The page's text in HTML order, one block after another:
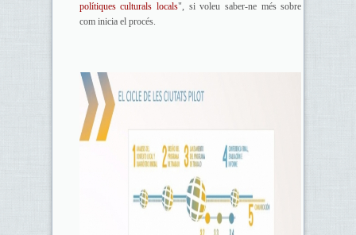
polítiques culturals locals", si voleu saber-ne més sobre
com inicia el procés.